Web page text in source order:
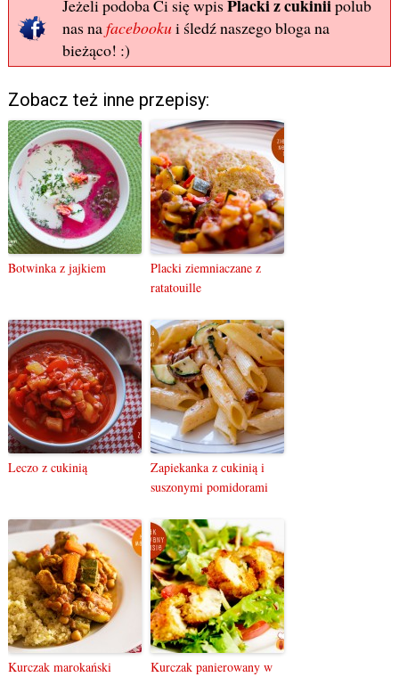
Jeżeli podoba Ci się wpisPlacki z cukiniipolub
nas nafacebookui śledź naszego bloga na
bieżąco! :)
Zobacz też inne przepisy:
Botwinka z jajkiem
Placki ziemniaczane z
ratatouille
Leczo z cukinią
Zapiekanka z cukinią i
suszonymi pomidorami
Kurczak marokański
Kurczak panierowany w